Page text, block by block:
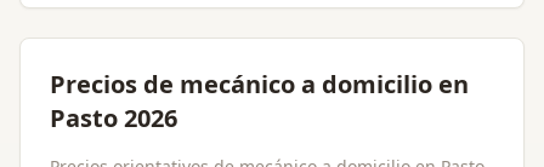
Precios de mecánico a domicilio en
Pasto 2026